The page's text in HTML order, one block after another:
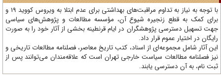
با توجه به نیاز به تداوم مراقبت‌های بهداشتی برای عدم ابتلا به ویروس کووید 19 و
کمک به قطع زنجیره شیوع آن، مؤسسه مطالعات و پژوهش‌های سیاسی
تسهیل دسترسی پژوهشگران در ایام قرنطینه بخشی از آثار خود را به صورت
در اختیار عموم قرار داد.
آثار شامل مجموعه‌ای از اسناد، کتب تاریخ معاصر، فصلنامه‌ مطالعات تاریخی و
فصلنامه مطالعات سیاست خارجی تهران است که علاقه‌مندان می‌توانند پس از
نام، به آن دسترسی یابند.